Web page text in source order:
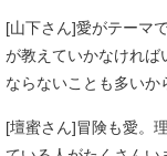
[山下さん]愛がテーマ
が教えていかなければ
ならないことも多いか
[壇蜜さん]冒険も愛。